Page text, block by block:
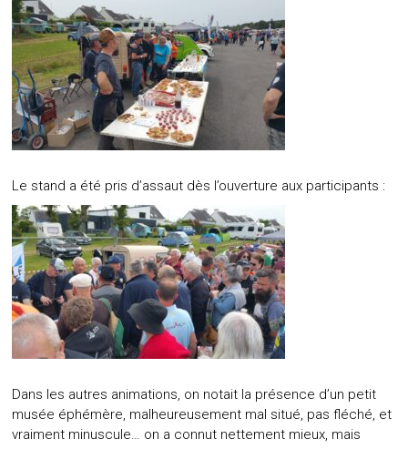
Le stand a été pris d’assaut dès l’ouverture aux participants :
Dans les autres animations, on notait la présence d’un petit
musée éphémère, malheureusement mal situé, pas fléché, et
vraiment minuscule… on a connut nettement mieux, mais